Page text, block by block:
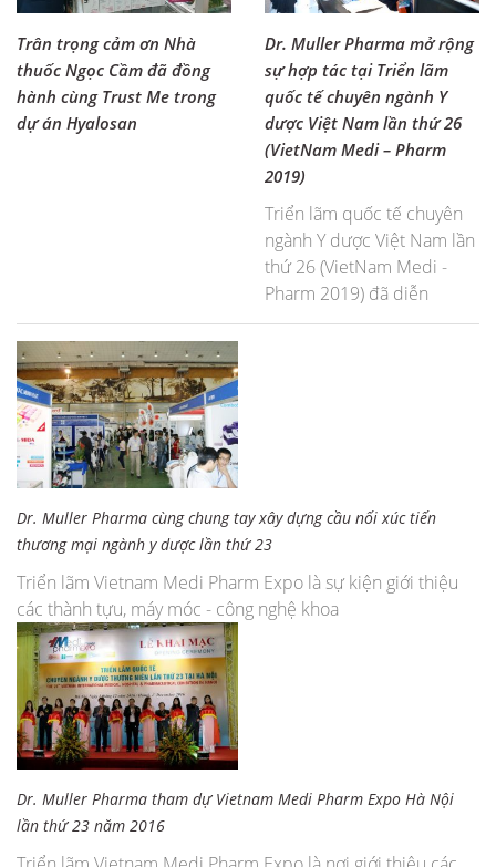
Trân trọng cảm ơn Nhà
thuốc Ngọc Cầm đã đồng
hành cùng Trust Me trong
dự án Hyalosan
Dr. Muller Pharma mở rộng
sự hợp tác tại Triển lãm
quốc tế chuyên ngành Y
dược Việt Nam lần thứ 26
(VietNam Medi – Pharm
2019)
Triển lãm quốc tế chuyên
ngành Y dược Việt Nam lần
thứ 26 (VietNam Medi -
Pharm 2019) đã diễn
Dr. Muller Pharma cùng chung tay xây dựng cầu nối xúc tiến
thương mại ngành y dược lần thứ 23
Triển lãm Vietnam Medi Pharm Expo là sự kiện giới thiệu
các thành tựu, máy móc - công nghệ khoa
Dr. Muller Pharma tham dự Vietnam Medi Pharm Expo Hà Nội
lần thứ 23 năm 2016